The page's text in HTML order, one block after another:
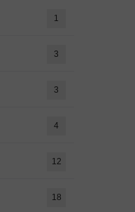
1
3
3
4
12
18